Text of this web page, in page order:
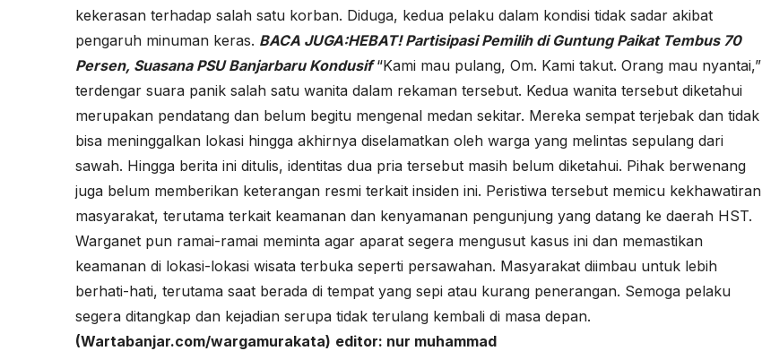
kekerasan terhadap salah satu korban. Diduga, kedua pelaku dalam kondisi tidak sadar akibat
pengaruh minuman keras. BACA JUGA:HEBAT! Partisipasi Pemilih di Guntung Paikat Tembus 70
Persen, Suasana PSU Banjarbaru Kondusif“Kami mau pulang, Om. Kami takut. Orang mau nyantai,”
terdengar suara panik salah satu wanita dalam rekaman tersebut. Kedua wanita tersebut diketahui
merupakan pendatang dan belum begitu mengenal medan sekitar. Mereka sempat terjebak dan tidak
bisa meninggalkan lokasi hingga akhirnya diselamatkan oleh warga yang melintas sepulang dari
sawah. Hingga berita ini ditulis, identitas dua pria tersebut masih belum diketahui. Pihak berwenang
juga belum memberikan keterangan resmi terkait insiden ini. Peristiwa tersebut memicu kekhawatiran
masyarakat, terutama terkait keamanan dan kenyamanan pengunjung yang datang ke daerah HST.
Warganet pun ramai-ramai meminta agar aparat segera mengusut kasus ini dan memastikan
keamanan di lokasi-lokasi wisata terbuka seperti persawahan. Masyarakat diimbau untuk lebih
berhati-hati, terutama saat berada di tempat yang sepi atau kurang penerangan. Semoga pelaku
segera ditangkap dan kejadian serupa tidak terulang kembali di masa depan.
(Wartabanjar.com/wargamurakata) editor: nur muhammad